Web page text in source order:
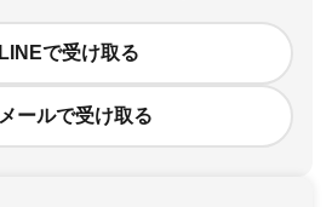
LINEで受け取る
メールで受け取る